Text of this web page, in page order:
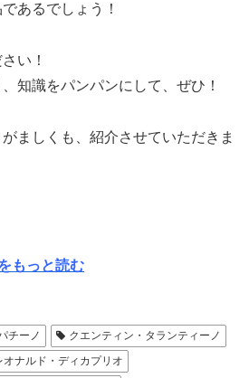
あるでしょう！
い！
知識をパンパンにして、ぜひ！
ましくも、紹介させていただきま
もっと読む
チーノ
クエンティン・タランティーノ
オナルド・ディカプリオ